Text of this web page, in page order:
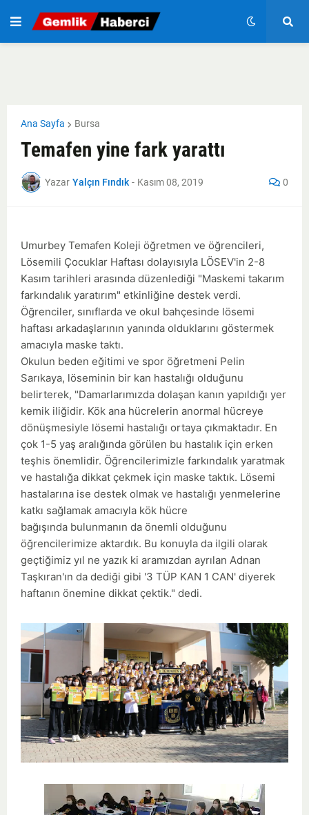
Ana Sayfa Bursa
Temafen yine fark yarattı
Yazar Yalçın Fındık - Kasım 08, 2019 0
Umurbey Temafen Koleji öğretmen ve öğrencileri,
Lösemili Çocuklar Haftası dolayısıyla LÖSEV'in 2-8
Kasım tarihleri arasında düzenlediği "Maskemi takarım
farkındalık yaratırım" etkinliğine destek verdi.
Öğrenciler, sınıflarda ve okul bahçesinde lösemi
haftası arkadaşlarının yanında olduklarını göstermek
amacıyla maske taktı.
Okulun beden eğitimi ve spor öğretmeni Pelin
Sarıkaya, löseminin bir kan hastalığı olduğunu
belirterek, "Damarlarımızda dolaşan kanın yapıldığı yer
kemik iliğidir. Kök ana hücrelerin anormal hücreye
dönüşmesiyle lösemi hastalığı ortaya çıkmaktadır. En
çok 1-5 yaş aralığında görülen bu hastalık için erken
teşhis önemlidir. Öğrencilerimizle farkındalık yaratmak
ve hastalığa dikkat çekmek için maske taktık. Lösemi
hastalarına ise destek olmak ve hastalığı yenmelerine
katkı sağlamak amacıyla kök hücre
bağışında bulunmanın da önemli olduğunu
öğrencilerimize aktardık. Bu konuyla da ilgili olarak
geçtiğimiz yıl ne yazık ki aramızdan ayrılan Adnan
Taşkıran'ın da dediği gibi '3 TÜP KAN 1 CAN' diyerek
haftanın önemine dikkat çektik." dedi.